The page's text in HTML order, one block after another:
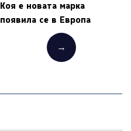
Коя е новата марка
появила се в Европа
→